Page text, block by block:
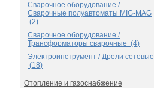
Сварочное оборудование /
Сварочные полуавтоматы MIG-MAG
(2)
Сварочное оборудование /
Трансформаторы сварочные (4)
Электроинструмент / Дрели сетевые
(18)
Отопление и газоснабжение